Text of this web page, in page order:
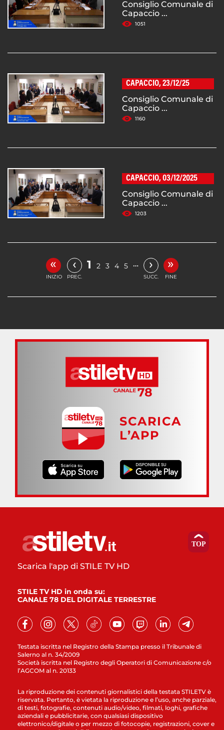
Consiglio Comunale di
Capaccio ...
1051
CAPACCIO, 23/12/25
Consiglio Comunale di
Capaccio ...
1160
CAPACCIO, 03/12/2025
Consiglio Comunale di
Capaccio ...
1203
«
INIZIO
‹
PREC.
1 2 3 4 5 … ›
SUCC.
»
FINE
SCARICA
L’APP
Testata iscritta nel Registro della Stampa presso il Tribunale di
Salerno al n. 34/2009
Società iscritta nel Registro degli Operatori di Comunicazione c/o
l’AGCOM al n. 20133
Scarica l'app di STILE TV HD
STILE TV HD in onda su:
CANALE 78 DEL DIGITALE TERRESTRE
La riproduzione dei contenuti giornalistici della testata STILETV è
riservata. Pertanto, è vietata la riproduzione e l’uso, anche parziale,
di testi, fotografie, contenuti audio/video, filmati, loghi, grafiche
aziendali e pubblicitarie, con qualsiasi dispositivo
elettronico/digitale o per mezzo di fotocopie, registrazioni, cover e